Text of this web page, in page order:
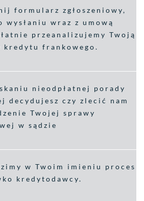
formularz zgłoszeniowy,
wysłaniu wraz z umową
przeanalizujemy Twoją
kredytu frankowego.
nieodpłatnej porady
decydujesz czy zlecić nam
Twojej sprawy
w sądzie
w Twoim imieniu proces
kredytodawcy.